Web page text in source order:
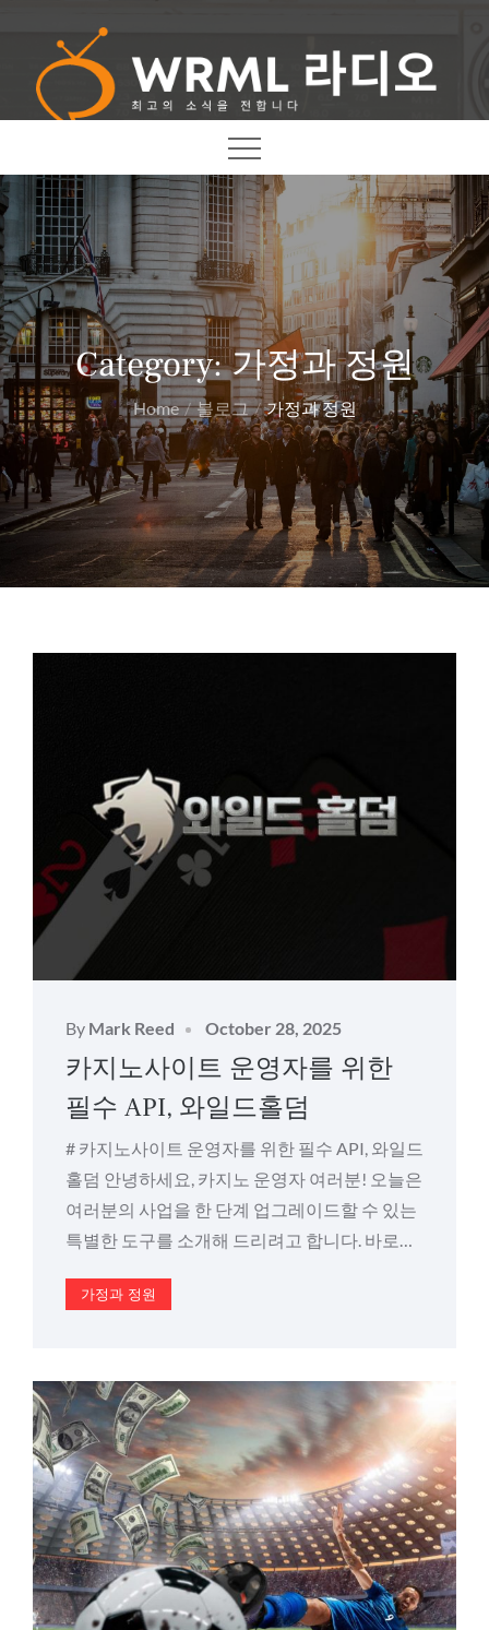
content
WRML 라디오
최고의 소식을 전합니다
Category:가정과 정원
Home 블로그 가정과 정원
By Mark Reed
Posted
on
October 28, 2025
카지노사이트 운영자를 위한
필수 API, 와일드홀덤
# 카지노사이트 운영자를 위한 필수 API, 와일드
홀덤 안녕하세요, 카지노 운영자 여러분! 오늘은
여러분의 사업을 한 단계 업그레이드할 수 있는
특별한 도구를 소개해 드리려고 합니다. 바로…
가정과 정원